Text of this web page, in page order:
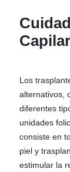
Los
alternativos,
diferentes
unidades
consiste en
piel y
estimular la